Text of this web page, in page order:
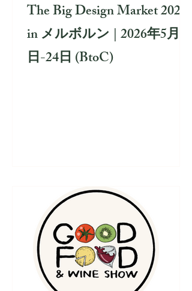
The Big Design Market 2026
in メルボルン | 2026年5月22
日-24日 (BtoC)